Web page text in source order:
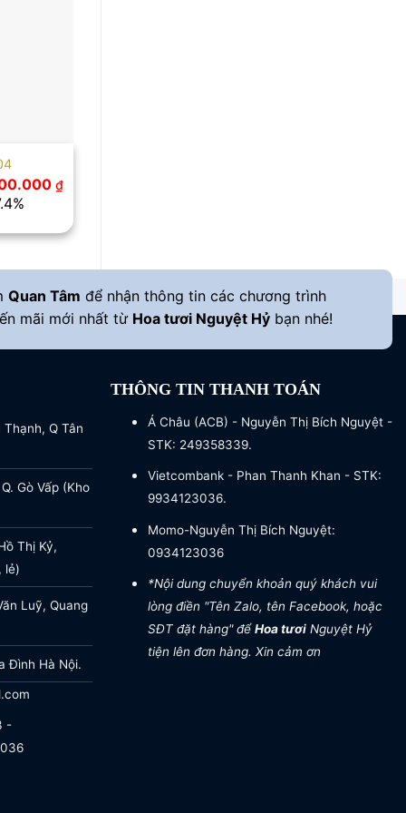
₫Giá
hiện
là:
2.500.000 ₫.
Quan Tâm để nhận thông tin các chương trình
mãi mới nhất từ Hoa tươi Nguyệt Hỷ bạn nhé!
Thạnh, Q Tân
Gò Vấp (Kho
Thị Kỷ,
lẻ)
Luỹ, Quang
Đình Hà Nội.
-
THÔNG TIN THANH TOÁN
Á Châu (ACB) - Nguyễn Thị Bích Nguyệt -
STK: 249358339.
Vietcombank - Phan Thanh Khan - STK:
9934123036.
Momo-Nguyễn Thị Bích Nguyệt:
0934123036
*Nội dung chuyển khoản quý khách vui
lòng điền "Tên Zalo, tên Facebook, hoặc
SĐT đặt hàng" đểHoa tươiNguyệt Hỷ
tiện lên đơn hàng. Xin cảm ơn